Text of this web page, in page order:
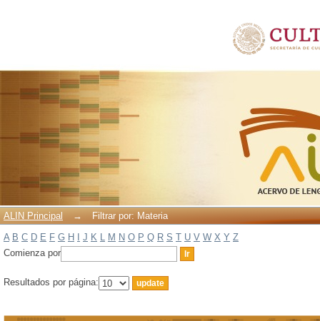
ALIN Principal →
Filtrar por: Materia
A B C D E F G H J K L M N O P Q R S T U V W X Y Z
Comienza por
Resultados por página: